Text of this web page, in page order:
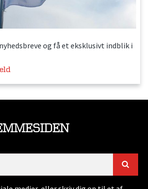
og få et eksklusivt indblik i